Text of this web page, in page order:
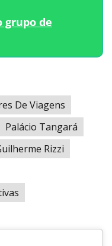
grupo de
De Viagens
Palácio Tangará
Rizzi